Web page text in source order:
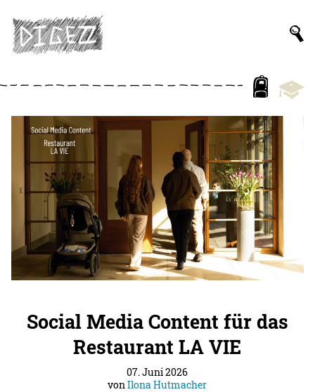
Social Media Content für das
Restaurant LA VIE
07. Juni 2026
vonIlona Hutmacher